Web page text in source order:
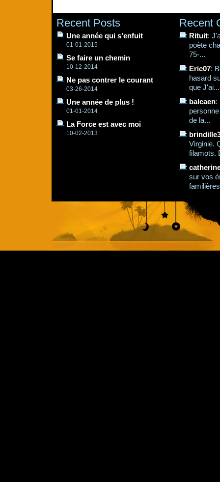
Recent Posts
Une année qui s’enfuit
01-01-2015
Se faire un chemin
10-12-2014
Ne pas contrer le courant
03-26-2014
Une année de plus !
01-01-2014
La Force est avec moi
10-02-2013
Recent
Rituit:
poète
75-...
Eric07:
hasard
que J'ai...
balcaen:
de la...
Virginie.
filamots.
sur vos